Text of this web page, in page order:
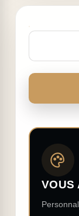
VOUS